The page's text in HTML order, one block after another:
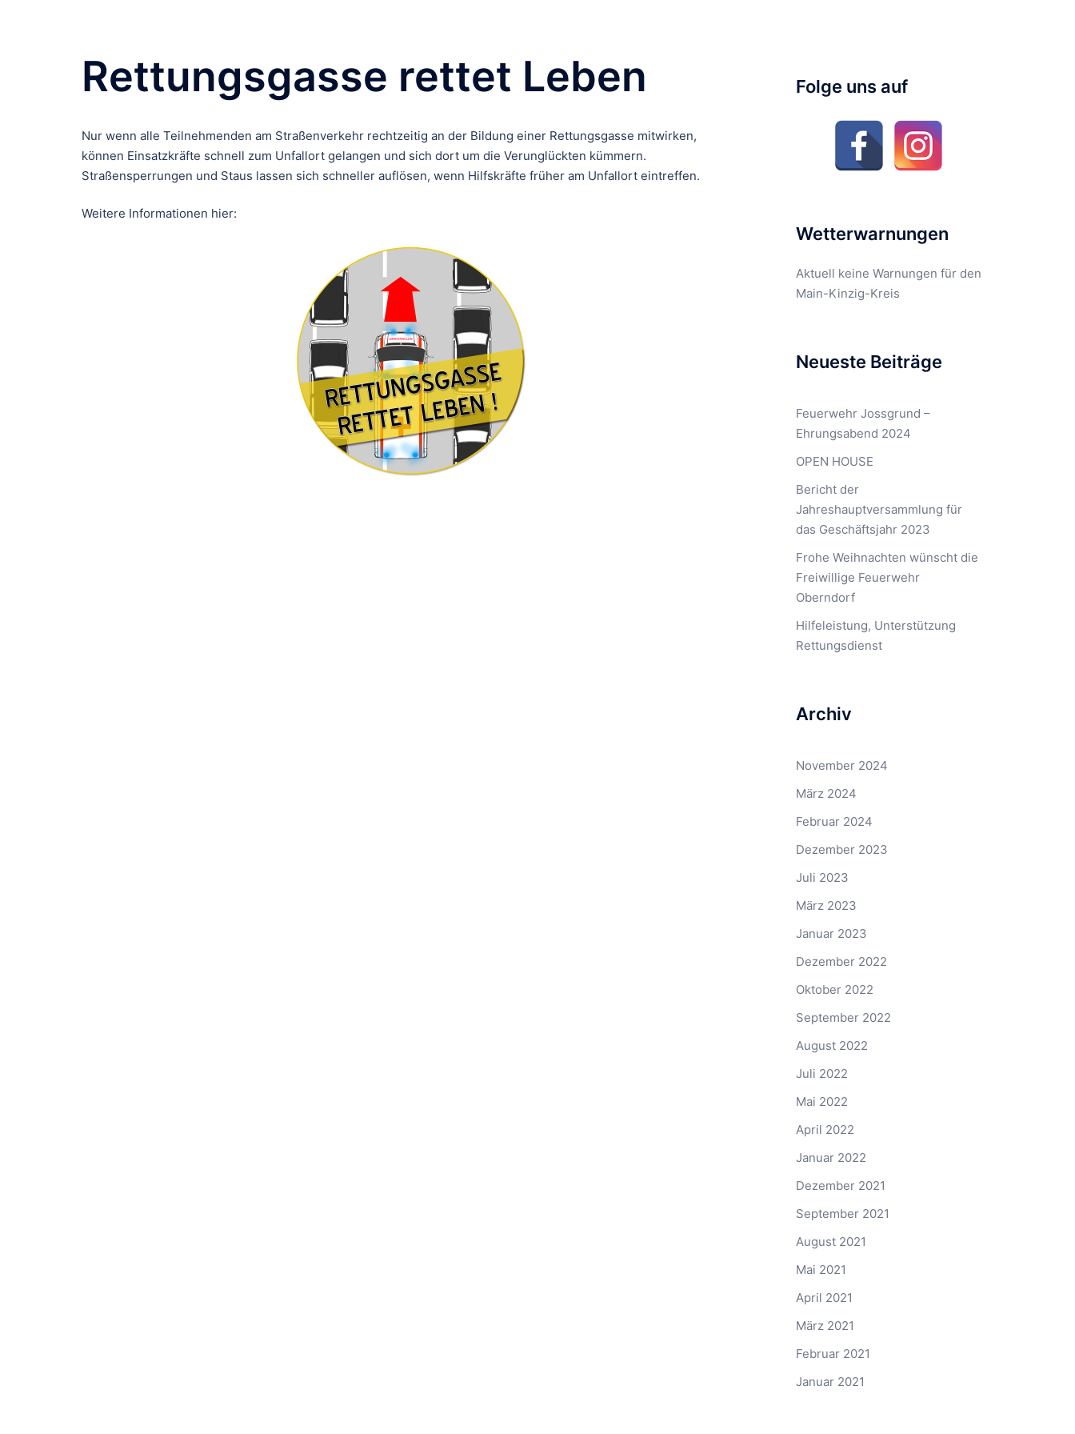
Rettungsgasse rettet Leben
Nur wenn alle Teilnehmenden am Straßenverkehr rechtzeitig an der Bildung einer Rettungsgasse mitwirken,
können Einsatzkräfte schnell zum Unfallort gelangen und sich dort um die Verunglückten kümmern.
Straßensperrungen und Staus lassen sich schneller auflösen, wenn Hilfskräfte früher am Unfallort eintreffen.
Weitere Informationen hier:
Folge uns auf
Wetterwarnungen
Aktuell keine Warnungen für den
Main-Kinzig-Kreis
Neueste Beiträge
Feuerwehr Jossgrund –
Ehrungsabend 2024
OPEN HOUSE
Bericht der
Jahreshauptversammlung für
das Geschäftsjahr 2023
Frohe Weihnachten wünscht die
Freiwillige Feuerwehr
Oberndorf
Hilfeleistung, Unterstützung
Rettungsdienst
Archiv
November 2024
März 2024
Februar 2024
Dezember 2023
Juli 2023
März 2023
Januar 2023
Dezember 2022
Oktober 2022
September 2022
August 2022
Juli 2022
Mai 2022
April 2022
Januar 2022
Dezember 2021
September 2021
August 2021
Mai 2021
April 2021
März 2021
Februar 2021
Januar 2021